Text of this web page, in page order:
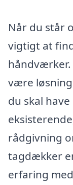
Når du står
vigtigt at
håndværker.
være
du skal
rådgivning
tagdækker
erfaring